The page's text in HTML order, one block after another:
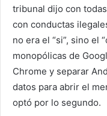
tribunal dijo con
con conductas
no era el “si”, sino el
monopólicas de
Chrome y separar
datos para abrir el
optó por lo segundo.